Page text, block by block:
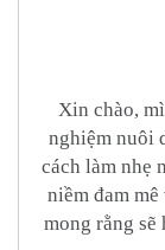
Xin chào,
nghiệm nuôi
cách làm nhẹ
niềm đam
mong rằng sẽ